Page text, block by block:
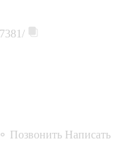
Позвонить Написать